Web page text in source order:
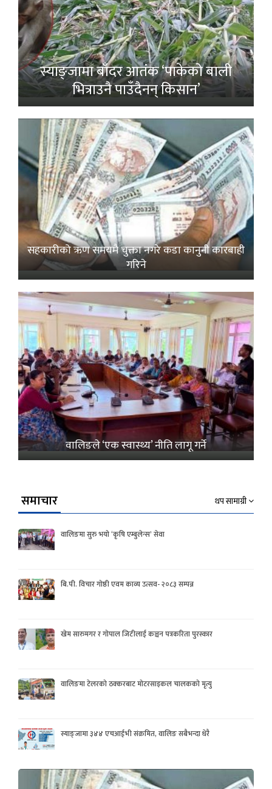
स्याङ्जामा बाँदर आतंक ‘पाकेको बाली
भित्राउनै पाउँदैनन् किसान’
सहकारीको ऋण समयमै चुक्ता नगरे कडा कानुनी कारबाही
गरिने
वालिङले ‘एक स्वास्थ्य’ नीति लागू गर्ने
समाचार थप सामाग्री
वालिङमा सुरु भयो ‘कृषि एम्बुलेन्स’ सेवा
बि.पी. विचार गोष्ठी एवम काव्य उत्सव- २०८३ सम्पन्न
खेम सारुमगर र गोपाल जिटीलाई कञ्चन पत्रकरिता पुरस्कार
वालिङमा टेलरको ठक्करबाट मोटरसाइकल चालकको मृत्यु
स्याङ्जामा ३४४ एचआईभी संक्रमित, वालिङ सबैभन्दा धेरै